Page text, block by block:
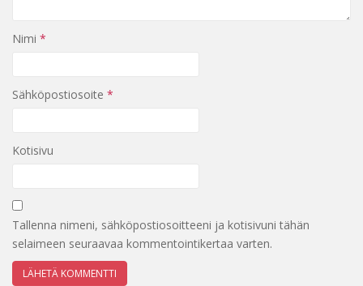
Nimi *
Sähköpostiosoite *
Kotisivu
Tallenna nimeni, sähköpostiosoitteeni ja kotisivuni tähän
selaimeen seuraavaa kommentointikertaa varten.